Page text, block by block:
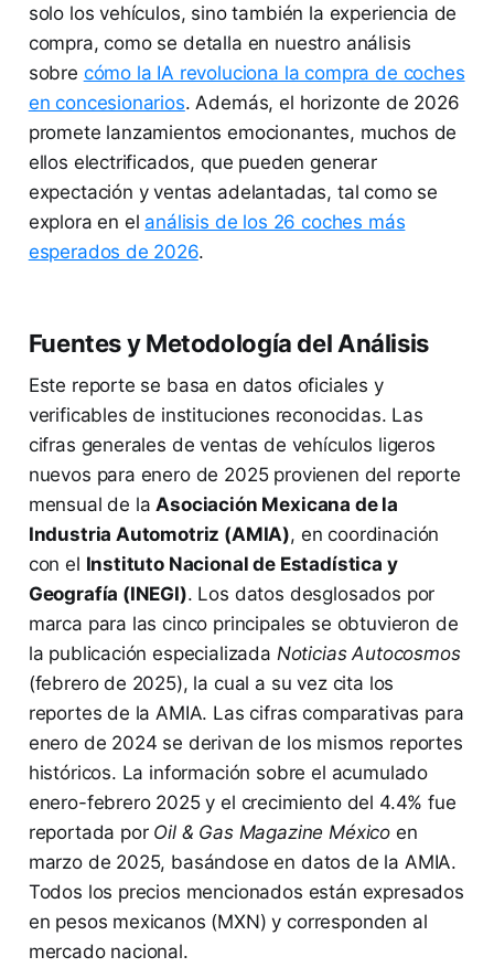
solo los vehículos, sino también la experiencia de
compra, como se detalla en nuestro análisis
sobre cómo la IA revoluciona la compra de coches
en concesionarios. Además, el horizonte de 2026
promete lanzamientos emocionantes, muchos de
ellos electrificados, que pueden generar
expectación y ventas adelantadas, tal como se
explora en el análisis de los 26 coches más
esperados de 2026.
Fuentes y Metodología del Análisis
Este reporte se basa en datos oficiales y
verificables de instituciones reconocidas. Las
cifras generales de ventas de vehículos ligeros
nuevos para enero de 2025 provienen del reporte
mensual de la Asociación Mexicana de la
Industria Automotriz (AMIA), en coordinación
con el Instituto Nacional de Estadística y
Geografía (INEGI). Los datos desglosados por
marca para las cinco principales se obtuvieron de
la publicación especializada Noticias Autocosmos
(febrero de 2025), la cual a su vez cita los
reportes de la AMIA. Las cifras comparativas para
enero de 2024 se derivan de los mismos reportes
históricos. La información sobre el acumulado
enero-febrero 2025 y el crecimiento del 4.4% fue
reportada por Oil & Gas Magazine México en
marzo de 2025, basándose en datos de la AMIA.
Todos los precios mencionados están expresados
en pesos mexicanos (MXN) y corresponden al
mercado nacional.